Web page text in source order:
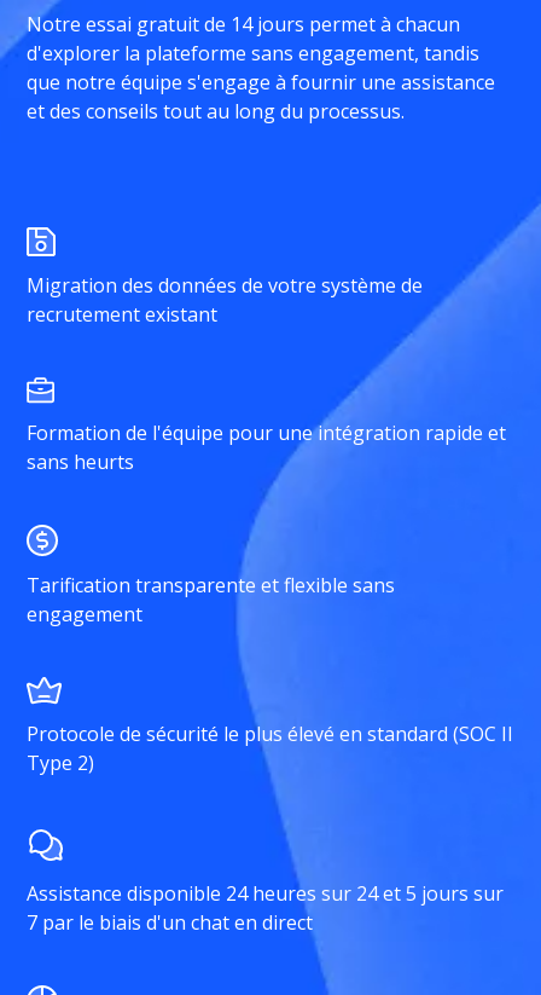
Notre essai gratuit de 14 jours permet à chacun
d'explorer la plateforme sans engagement, tandis
que notre équipe s'engage à fournir une assistance
et des conseils tout au long du processus.
Migration des données de votre système de
recrutement existant
Formation de l'équipe pour une intégration rapide et
sans heurts
Tarification transparente et flexible sans
engagement
Protocole de sécurité le plus élevé en standard (SOC II
Type 2)
Assistance disponible 24 heures sur 24 et 5 jours sur
7 par le biais d'un chat en direct